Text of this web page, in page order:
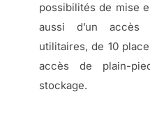
possibilités de mise
aussi d’un accès
utilitaires, de 10
accès de plain-
stockage.